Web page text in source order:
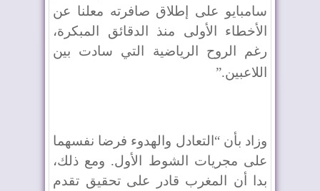
سامبايو على إطلاق صافرته معلنا عن
الأخطاء الأولى منذ الدقائق المبكرة،
رغم الروح الرياضية التي سادت بين
اللاعبين”.
وزاد بأن “التعادل والهدوء فرضا نفسهما
على مجريات الشوط الأول. ومع ذلك،
بدا أن المغرب قادر على تحقيق تقدم